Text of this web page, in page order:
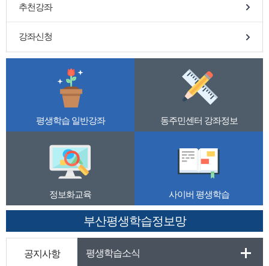
추천강좌
강좌신청
평생학습 일반강좌 동주민센터 강좌정보
정보화교육 사이버 평생학습
부산평생학습정보망
공지사항 평생학습소식